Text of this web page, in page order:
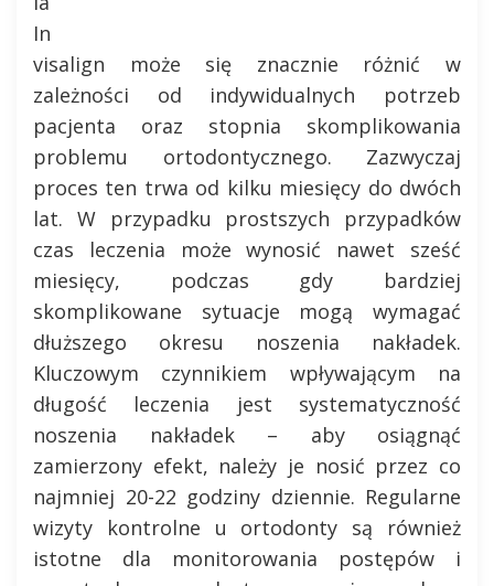
In
visalign może się znacznie różnić w
zależności od indywidualnych potrzeb
pacjenta oraz stopnia skomplikowania
problemu ortodontycznego. Zazwyczaj
proces ten trwa od kilku miesięcy do dwóch
lat. W przypadku prostszych przypadków
czas leczenia może wynosić nawet sześć
miesięcy, podczas gdy bardziej
skomplikowane sytuacje mogą wymagać
dłuższego okresu noszenia nakładek.
Kluczowym czynnikiem wpływającym na
długość leczenia jest systematyczność
noszenia nakładek – aby osiągnąć
zamierzony efekt, należy je nosić przez co
najmniej 20-22 godziny dziennie. Regularne
wizyty kontrolne u ortodonty są również
istotne dla monitorowania postępów i